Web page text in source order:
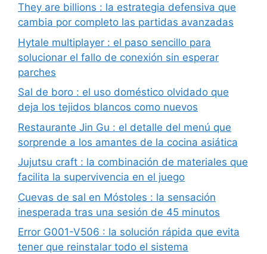
They are billions : la estrategia defensiva que
cambia por completo las partidas avanzadas
Hytale multiplayer : el paso sencillo para
solucionar el fallo de conexión sin esperar
parches
Sal de boro : el uso doméstico olvidado que
deja los tejidos blancos como nuevos
Restaurante Jin Gu : el detalle del menú que
sorprende a los amantes de la cocina asiática
Jujutsu craft : la combinación de materiales que
facilita la supervivencia en el juego
Cuevas de sal en Móstoles : la sensación
inesperada tras una sesión de 45 minutos
Error G001-V506 : la solución rápida que evita
tener que reinstalar todo el sistema